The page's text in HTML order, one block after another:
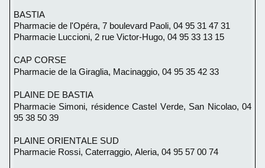
BASTIA
Pharmacie de l'Opéra, 7 boulevard Paoli, 04 95 31 47 31
Pharmacie Luccioni, 2 rue Victor-Hugo, 04 95 33 13 15
CAP CORSE
Pharmacie de la Giraglia, Macinaggio, 04 95 35 42 33
PLAINE DE BASTIA
Pharmacie Simoni, résidence Castel Verde, San Nicolao, 04
95 38 50 39
PLAINE ORIENTALE SUD
Pharmacie Rossi, Caterraggio, Aleria, 04 95 57 00 74